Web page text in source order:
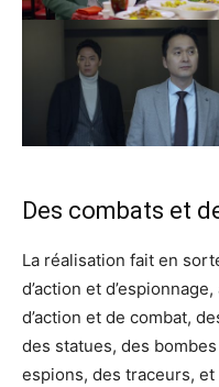
Des combats et
La réalisation fait en
d’action et
d’action et de combat,
des statues, des
espions, des traceurs,